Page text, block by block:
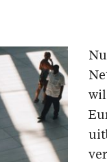
wil